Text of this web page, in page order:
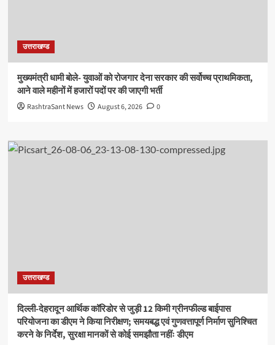
उत्तराखण्ड
मुख्यमंत्री धामी बोले- युवाओं को रोजगार देना सरकार की सर्वोच्च प्राथमिकता,
आने वाले महीनों में हजारों पदों पर की जाएगी भर्ती
RashtraSant News August 6, 2026 0
उत्तराखण्ड
दिल्ली-देहरादून आर्थिक कॉरिडोर से जुड़ी 12 किमी ग्रीनफील्ड बाईपास
परियोजना का डीएम ने किया निरीक्षण; समयबद्ध एवं गुणवत्तापूर्ण निर्माण सुनिश्चित
करने के निर्देश, सुरक्षा मानकों से कोई समझौता नहींः डीएम